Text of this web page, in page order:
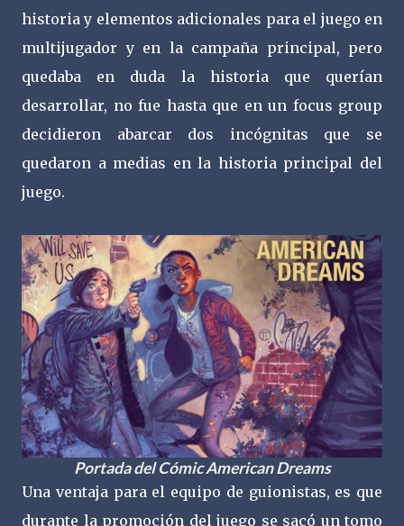
historia y elementos adicionales para el juego en
multijugador y en la campaña principal, pero
quedaba en duda la historia que querían
desarrollar, no fue hasta que en un focus group
decidieron abarcar dos incógnitas que se
quedaron a medias en la historia principal del
juego.
Portada del Cómic American Dreams
Una ventaja para el equipo de guionistas, es que
durante la promoción del juego se sacó un tomo